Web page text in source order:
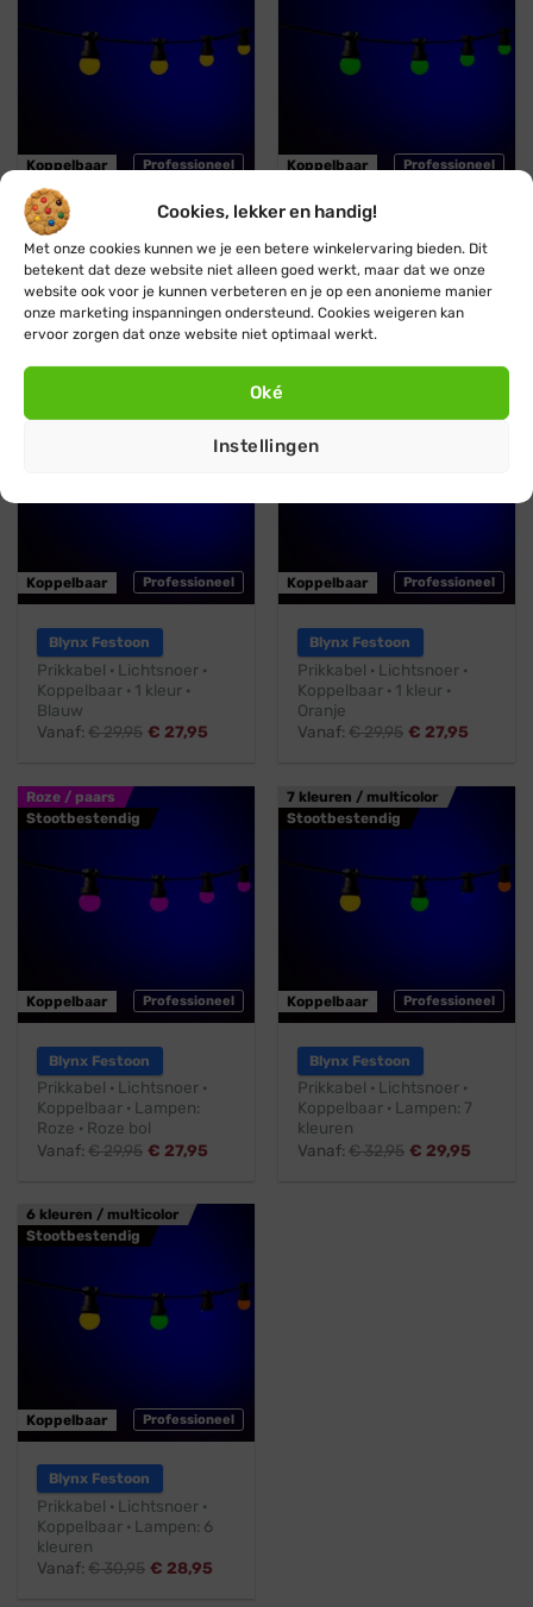
Cookies, lekker en handig!
Met onze cookies kunnen we je een betere winkelervaring bieden. Dit
betekent dat deze website niet alleen goed werkt, maar dat we onze
website ook voor je kunnen verbeteren en je op een anonieme manier
onze marketing inspanningen ondersteund. Cookies weigeren kan
ervoor zorgen dat onze website niet optimaal werkt.
Oké
Instellingen
Professioneel
Koppelbaar
Blynx Festoon
Prikkabel · Lichtsnoer ·
Koppelbaar ·1 kleur · Geel
Vanaf:€29,95 €27,95
Professioneel
Koppelbaar
Blynx Festoon
Prikkabel · Lichtsnoer ·
Koppelbaar · 1 kleur ·
Groen
Vanaf:€29,95 €27,95
Professioneel
Koppelbaar
Blynx Festoon
Prikkabel · Lichtsnoer ·
Koppelbaar · 1 kleur ·
Blauw
Vanaf:€29,95 € 27,95
Professioneel
Koppelbaar
Blynx Festoon
Prikkabel · Lichtsnoer ·
Koppelbaar · 1 kleur ·
Oranje
Vanaf:€29,95 € 27,95
Roze / paars
Stootbestendig
Professioneel
Koppelbaar
Blynx Festoon
Prikkabel · Lichtsnoer ·
Koppelbaar · Lampen:
Roze · Roze bol
Vanaf:€29,95 € 27,95
7 kleuren / multicolor
Stootbestendig
Professioneel
Koppelbaar
Blynx Festoon
Prikkabel · Lichtsnoer ·
Koppelbaar · Lampen: 7
kleuren
Vanaf:€32,95 € 29,95
6 kleuren / multicolor
Stootbestendig
Professioneel
Koppelbaar
Blynx Festoon
Prikkabel · Lichtsnoer ·
Koppelbaar · Lampen: 6
kleuren
Vanaf:€30,95 € 28,95